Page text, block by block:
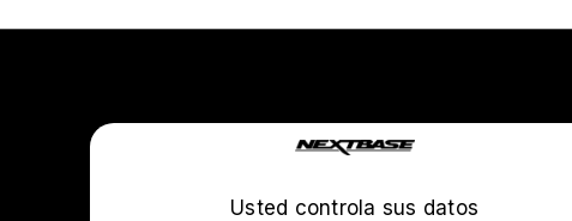
Sobre nosotros
Usted controla sus datos